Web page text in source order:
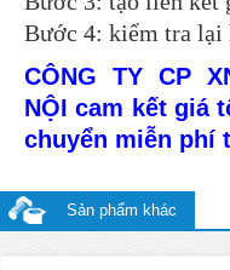
Bước 4: kiểm tra lại
CÔNG TY CP
NỘI cam kết giá
chuyển miễn phí
Sản phẩm khác